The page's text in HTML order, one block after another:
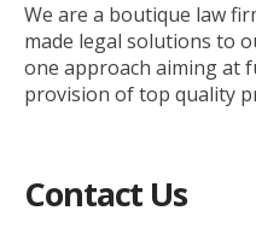
We are a boutique law
made legal solutions to
one approach aiming at
provision of top quality
Contact Us